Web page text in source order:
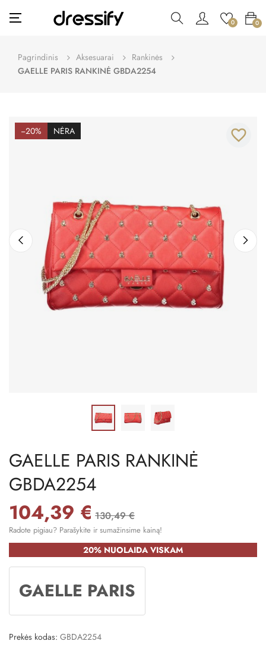
Toggle
navigation
☰ 0 0
Pagrindinis Aksesuarai
Rankinės
GAELLE PARIS RANKINĖ GBDA2254
−20% NĖRA favorite_border
GAELLE PARIS RANKINĖ
GBDA2254
104,39 € 130,49 €
Radote pigiau? Parašykite ir sumažinsime kainą!
20% NUOLAIDA VISKAM
GAELLE PARIS
Prekės kodas: GBDA2254